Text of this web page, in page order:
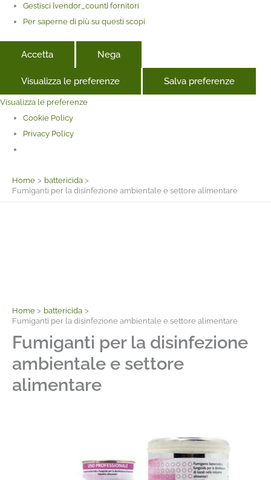
Gestisci {vendor_count} fornitori
Per saperne di più su questi scopi
Accetta Nega
Visualizza le preferenze Salva preferenze
Visualizza le preferenze
Cookie Policy
Privacy Policy
Home
battericida
Fumiganti per la disinfezione ambientale e settore alimentare
Home
battericida
Fumiganti per la disinfezione ambientale e settore alimentare
Fumiganti per la disinfezione
ambientale e settore
alimentare